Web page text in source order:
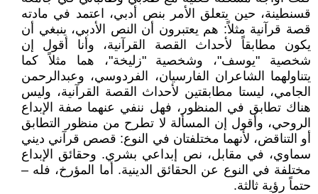
قسنطينة، حين يتعلق الأمر بنص أدبي، اعتمد في مادته
قصة قرآنية مثلاً: هم يعتبرون أن النص الأدبي، ينبغي أن
يكون مطابقاً لأحداث القصة القرآنية، وأنا أقول إن
شخصية "يوسف"، وشخصية "زليخة"، هما مثلاً كما
يتناولهما الشاعران الفارسيان، الفردوسي، وعبدالرحمن
الجامي، ليستا مطابقتين لأحداث القصة القرآنية، وليس
هناك تطابق في المنظور، فهل ننفي عنهما صفة الإبداع
الروحي، وأقول إن المسألة لا تطرح من منظور التطابق
أو التناقض، لأنهما مختلفتان في النوع: قصص قرآني ديني
سماوي، في مقابل، نص إبداعي بشري. وحقائق الإبداع
مختلفة في النوع عن الحقائق الدينية. أما المؤرخ، فله –
حتماً رؤية ثالثة.